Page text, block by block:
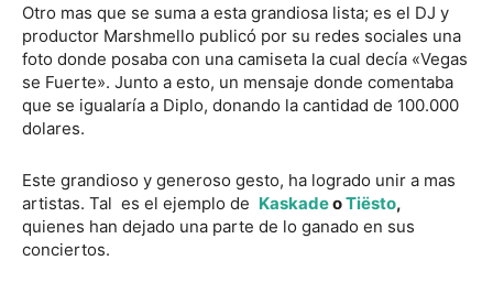
Otro mas que se suma a esta grandiosa lista; es el DJ y
productor Marshmello publicó por su redes sociales una
foto donde posaba con una camiseta la cual decía «Vegas
se Fuerte». Junto a esto, un mensaje donde comentaba
que se igualaría a Diplo, donando la cantidad de 100.000
dolares.
Este grandioso y generoso gesto, ha logrado unir a mas
artistas. Tal es el ejemplo de KaskadeoTiësto,
quienes han dejado una parte de lo ganado en sus
conciertos.